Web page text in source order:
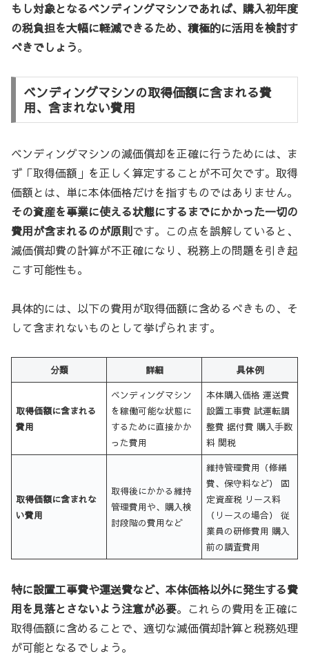
もし対象となるベンディングマシンであれば、購入初年度
の税負担を大幅に軽減できるため、積極的に活用を検討す
べきでしょう。
ベンディングマシンの取得価額に含まれる費
用、含まれない費用
ベンディングマシンの減価償却を正確に行うためには、ま
ず「取得価額」を正しく算定することが不可欠です。取得
価額とは、単に本体価格だけを指すものではありません。
その資産を事業に使える状態にするまでにかかった一切の
費用が含まれるのが原則です。この点を誤解していると、
減価償却費の計算が不正確になり、税務上の問題を引き起
こす可能性も。
具体的には、以下の費用が取得価額に含めるべきもの、そ
して含まれないものとして挙げられます。
分類 詳細 具体例
取得価額に含まれる
費用
ベンディングマシン
を稼働可能な状態に
するために直接かか
った費用
本体購入価格 運送費
設置工事費 試運転調
整費 据付費 購入手数
料 関税
取得価額に含まれな
い費用
取得後にかかる維持
管理費用や、購入検
討段階の費用など
維持管理費用（修繕
費、保守料など） 固
定資産税 リース料
（リースの場合） 従
業員の研修費用 購入
前の調査費用
特に設置工事費や運送費など、本体価格以外に発生する費
用を見落とさないよう注意が必要。これらの費用を正確に
取得価額に含めることで、適切な減価償却計算と税務処理
が可能となるでしょう。